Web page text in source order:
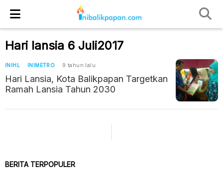
Hari lansia 6 Juli2017
INIHL INIMETRO 9 tahun lalu
Hari Lansia, Kota Balikpapan Targetkan
Ramah Lansia Tahun 2030
BERITA TERPOPULER